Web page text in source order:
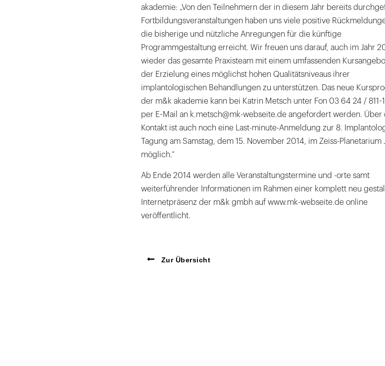
akademie: „Von den Teilnehmern der in diesem Jahr bereits
Fortbildungsveranstaltungen haben uns viele positive
die bisherige und nützliche Anregungen für die künftige
Programmgestaltung erreicht. Wir freuen uns darauf, auch im Jahr
wieder das gesamte Praxisteam mit einem umfassenden
der Erzielung eines möglichst hohen Qualitätsniveaus ihrer
implantologischen Behandlungen zu unterstützen. Das neue
der m&k akademie kann bei Katrin Metsch unter Fon 03 64 24 / 811-
per E-Mail an k.metsch@mk-webseite.de angefordert werden. Über
Kontakt ist auch noch eine Last-minute-Anmeldung zur 8.
Tagung am Samstag, dem 15. November 2014, im Zeiss-Planetarium
möglich.“
Ab Ende 2014 werden alle Veranstaltungstermine und -orte samt
weiterführender Informationen im Rahmen einer komplett neu
Internetpräsenz der m&k gmbh auf www.mk-webseite.de online
veröffentlicht.
Zur Übersicht